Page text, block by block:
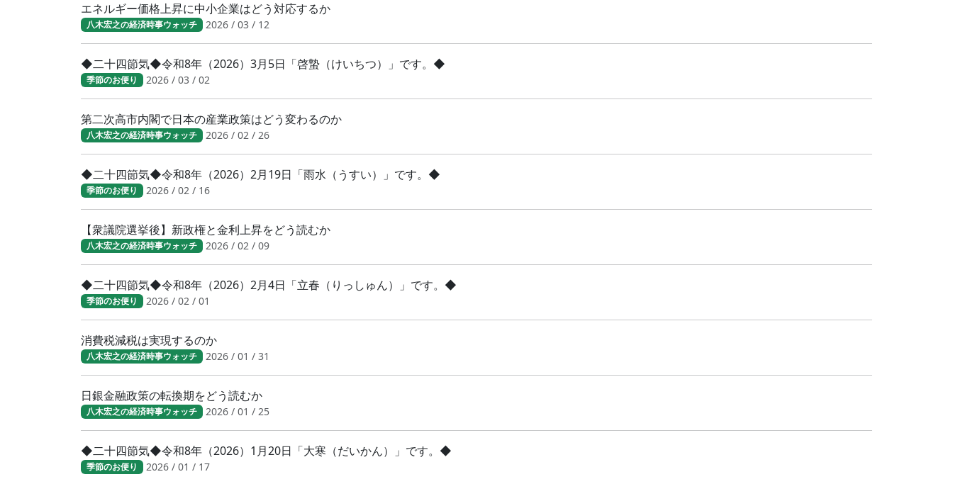
エネルギー価格上昇に中小企業はどう対応するか
八木宏之の経済時事ウォッチ 2026 / 03 / 12
◆二十四節気◆令和8年（2026）3月5日「啓蟄（けいちつ）」です。◆
季節のお便り 2026 / 03 / 02
第二次高市内閣で日本の産業政策はどう変わるのか
八木宏之の経済時事ウォッチ 2026 / 02 / 26
◆二十四節気◆令和8年（2026）2月19日「雨水（うすい）」です。◆
季節のお便り 2026 / 02 / 16
【衆議院選挙後】新政権と金利上昇をどう読むか
八木宏之の経済時事ウォッチ 2026 / 02 / 09
◆二十四節気◆令和8年（2026）2月4日「立春（りっしゅん）」です。◆
季節のお便り 2026 / 02 / 01
消費税減税は実現するのか
八木宏之の経済時事ウォッチ 2026 / 01 / 31
日銀金融政策の転換期をどう読むか
八木宏之の経済時事ウォッチ 2026 / 01 / 25
◆二十四節気◆令和8年（2026）1月20日「大寒（だいかん）」です。◆
季節のお便り 2026 / 01 / 17